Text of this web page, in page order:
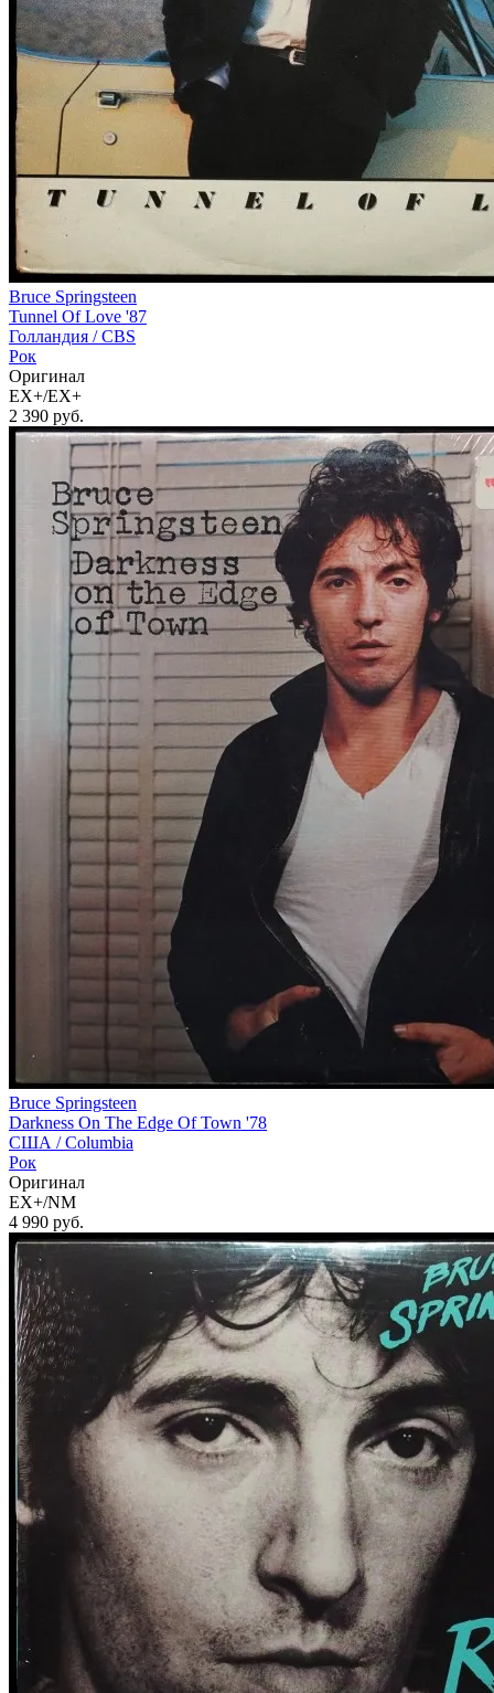
Bruce Springsteen
Tunnel Of Love '87
Голландия /CBS
Рок
Оригинал
EX+/EX+
2 390 руб.
Bruce Springsteen
Darkness On The Edge Of Town '78
США /Columbia
Рок
Оригинал
EX+/NM
4 990 руб.